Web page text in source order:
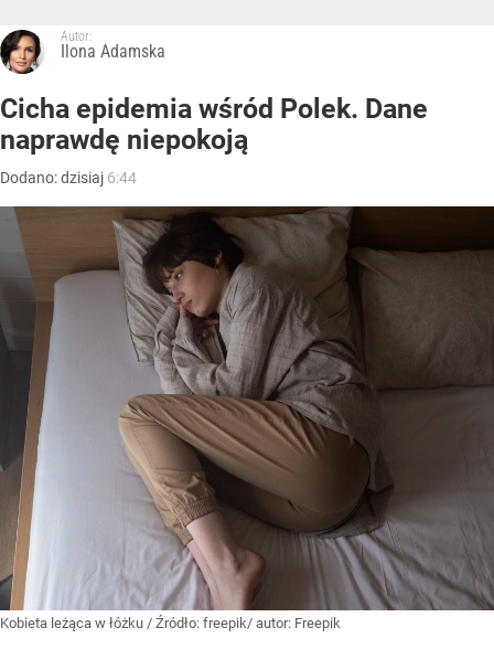
Autor:
Ilona Adamska
Cicha epidemia wśród Polek. Dane
naprawdę niepokoją
Dodano:dzisiaj 6:44
Kobieta leżąca w łóżku / Źródło: freepik/ autor: Freepik